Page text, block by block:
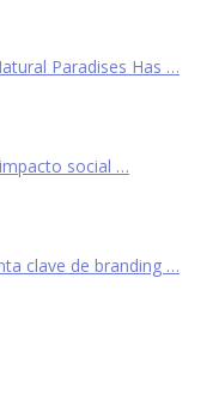
Paradises Has …
social …
clave de branding …